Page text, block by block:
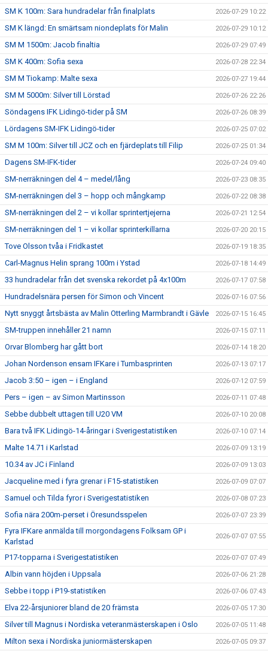
SM K 100m: Sara hundradelar från finalplats 2026-07-29 10:22
SM K längd: En smärtsam niondeplats för Malin 2026-07-29 10:12
SM M 1500m: Jacob finaltia 2026-07-29 07:49
SM K 400m: Sofia sexa 2026-07-28 22:34
SM M Tiokamp: Malte sexa 2026-07-27 19:44
SM M 5000m: Silver till Lörstad 2026-07-26 22:26
Söndagens IFK Lidingö-tider på SM 2026-07-26 08:39
Lördagens SM-IFK Lidingö-tider 2026-07-25 07:02
SM M 100m: Silver till JCZ och en fjärdeplats till Filip 2026-07-25 01:34
Dagens SM-IFK-tider 2026-07-24 09:40
SM-nerräkningen del 4 – medel/lång 2026-07-23 08:35
SM-nerräkningen del 3 – hopp och mångkamp 2026-07-22 08:38
SM-nerräkningen del 2 – vi kollar sprintertjejerna 2026-07-21 12:54
SM-nerräkningen del 1 – vi kollar sprinterkillarna 2026-07-20 20:15
Tove Olsson tvåa i Fridkastet 2026-07-19 18:35
Carl-Magnus Helin sprang 100m i Ystad 2026-07-18 14:49
33 hundradelar från det svenska rekordet på 4x100m 2026-07-17 07:58
Hundradelsnära persen för Simon och Vincent 2026-07-16 07:56
Nytt snyggt årtsbästa av Malin Otterling Marmbrandt i Gävle 2026-07-15 16:45
SM-truppen innehåller 21 namn 2026-07-15 07:11
Orvar Blomberg har gått bort 2026-07-14 18:20
Johan Nordenson ensam IFKare i Tumbasprinten 2026-07-13 07:17
Jacob 3:50 – igen – i England 2026-07-12 07:59
Pers – igen – av Simon Martinsson 2026-07-11 07:48
Sebbe dubbelt uttagen till U20 VM 2026-07-10 20:08
Bara två IFK Lidingö-14-åringar i Sverigestatistiken 2026-07-10 07:14
Malte 14.71 i Karlstad 2026-07-09 13:19
10.34 av JC i Finland 2026-07-09 13:03
Jacqueline med i fyra grenar i F15-statistiken 2026-07-09 07:07
Samuel och Tilda fyror i Sverigestatistiken 2026-07-08 07:23
Sofia nära 200m-perset i Öresundsspelen 2026-07-07 23:39
Fyra IFKare anmälda till morgondagens Folksam GP i
Karlstad
2026-07-07 07:55
P17-topparna i Sverigestatistiken 2026-07-07 07:49
Albin vann höjden i Uppsala 2026-07-06 21:28
Sebbe i topp i P19-statistiken 2026-07-06 07:43
Elva 22-årsjuniorer bland de 20 främsta 2026-07-05 17:30
Silver till Magnus i Nordiska veteranmästerskapen i Oslo 2026-07-05 11:48
Milton sexa i Nordiska juniormästerskapen 2026-07-05 09:37